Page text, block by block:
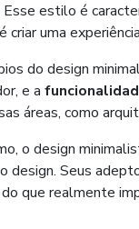
Esse estilo é
criar uma
do design
e a
áreas, como
o design
design. Seus
que realmente